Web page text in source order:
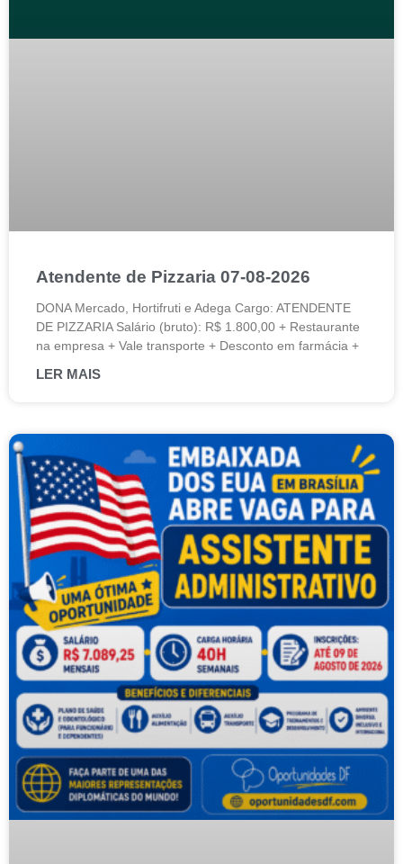
Atendente de Pizzaria 07-08-2026
DONA Mercado, Hortifruti e Adega Cargo: ATENDENTE
DE PIZZARIA Salário (bruto): R$ 1.800,00 + Restaurante
na empresa + Vale transporte + Desconto em farmácia +
LER MAIS